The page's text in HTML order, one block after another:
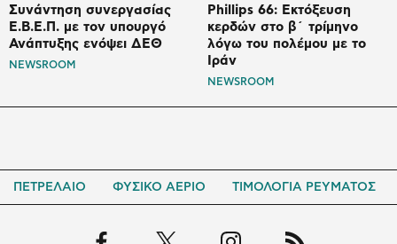
Συνάντηση συνεργασίας
Ε.Β.Ε.Π. με τον υπουργό
Ανάπτυξης ενόψει ΔΕΘ
NEWSROOM
Phillips 66: Εκτόξευση
κερδών στο β΄ τρίμηνο
λόγω του πολέμου με το
Ιράν
NEWSROOM
ΠΕΤΡΕΛΑΙΟ ΦΥΣΙΚΟ ΑΕΡΙΟ ΤΙΜΟΛΟΓΙΑ ΡΕΥΜΑΤΟΣ